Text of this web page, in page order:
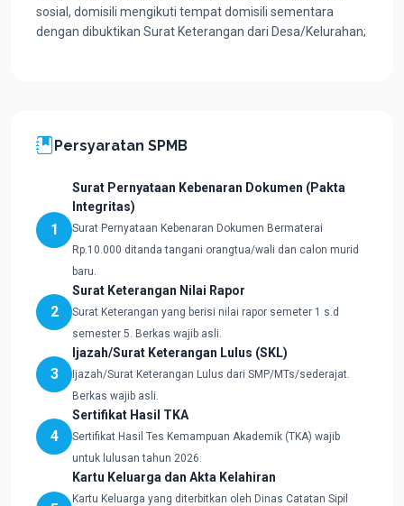
sosial, domisili mengikuti tempat domisili sementara
dengan dibuktikan Surat Keterangan dari Desa/Kelurahan;
Persyaratan SPMB
1
Surat Pernyataan Kebenaran Dokumen (Pakta
Integritas)
Surat Pernyataan Kebenaran Dokumen Bermaterai
Rp.10.000 ditanda tangani orangtua/wali dan calon murid
baru.
2
Surat Keterangan Nilai Rapor
Surat Keterangan yang berisi nilai rapor semeter 1 s.d
semester 5. Berkas wajib asli.
3
Ijazah/Surat Keterangan Lulus (SKL)
Ijazah/Surat Keterangan Lulus dari SMP/MTs/sederajat.
Berkas wajib asli.
4
Sertifikat Hasil TKA
Sertifikat Hasil Tes Kemampuan Akademik (TKA) wajib
untuk lulusan tahun 2026.
Kartu Keluarga dan Akta Kelahiran
Kartu Keluarga yang diterbitkan oleh Dinas Catatan Sipil